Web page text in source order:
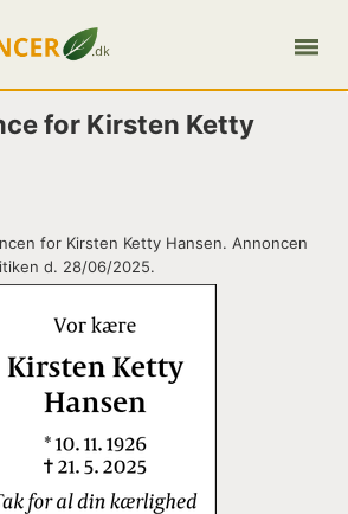
for Kirsten Ketty
for Kirsten Ketty Hansen. Annoncen
d. 28/06/2025.